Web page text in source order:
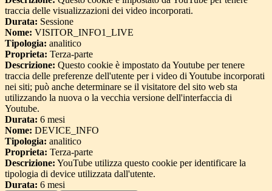
traccia delle visualizzazioni dei video incorporati.
Durata: Sessione
Nome: VISITOR_INFO1_LIVE
Tipologia: analitico
Proprieta: Terza-parte
Descrizione: Questo cookie è impostato da Youtube per tenere
traccia delle preferenze dell'utente per i video di Youtube incorporati
nei siti; può anche determinare se il visitatore del sito web sta
utilizzando la nuova o la vecchia versione dell'interfaccia di
Youtube.
Durata: 6 mesi
Nome: DEVICE_INFO
Tipologia: analitico
Proprieta: Terza-parte
Descrizione: YouTube utilizza questo cookie per identificare la
tipologia di device utilizzata dall'utente.
Durata: 6 mesi